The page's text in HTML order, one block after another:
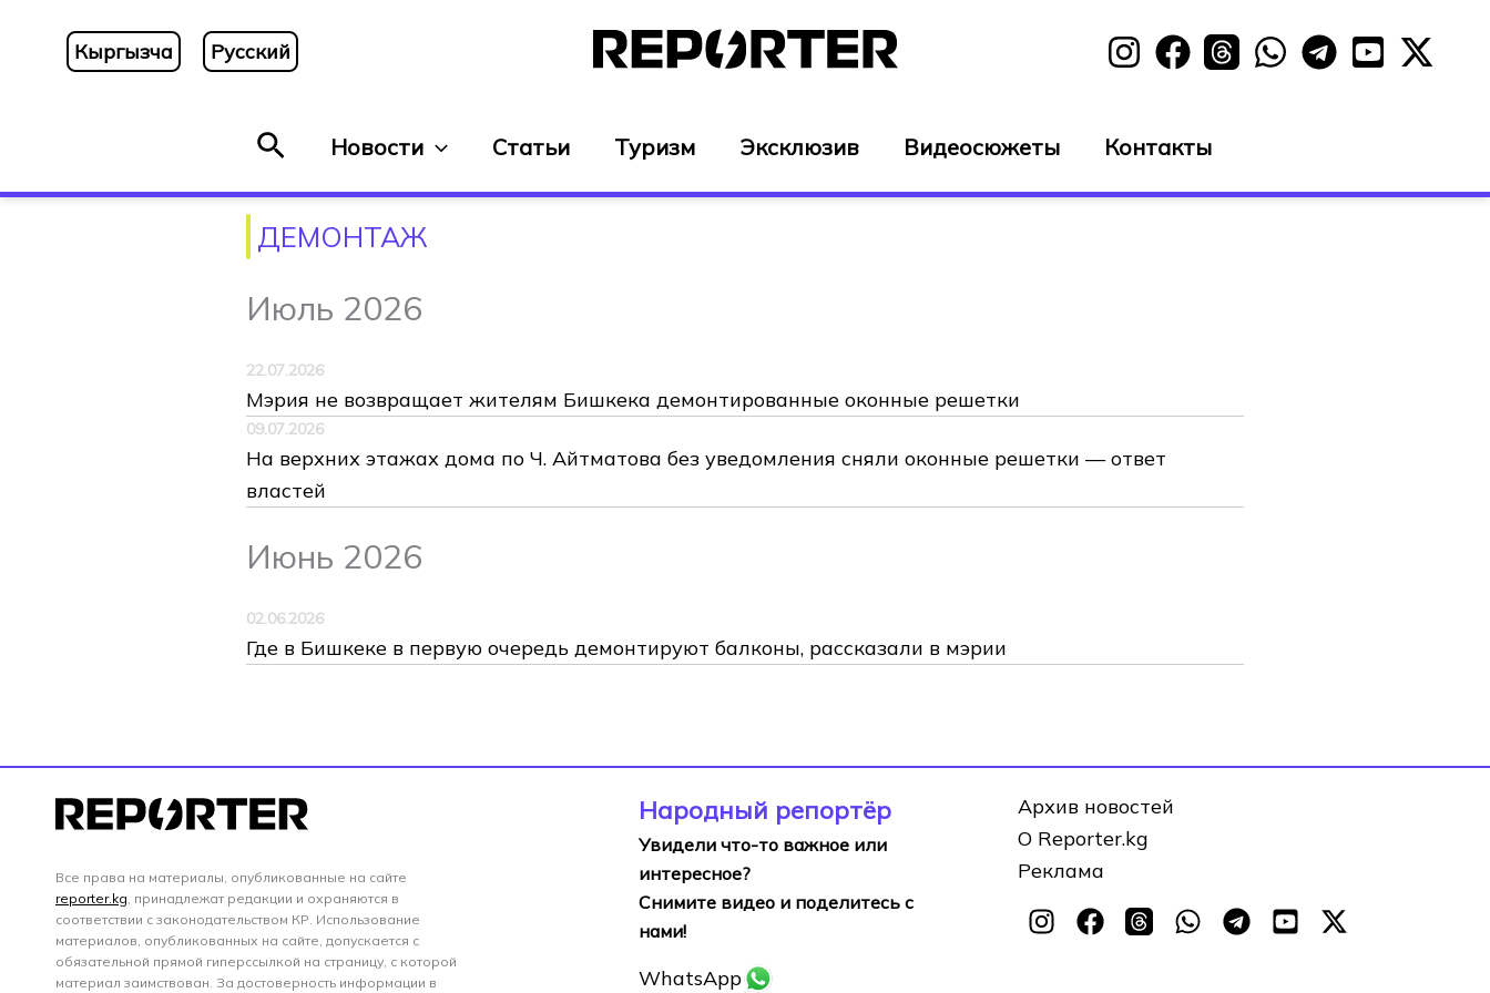
содержимому
Кыргызча Русский
ПоискНовости Статьи Туризм Эксклюзив Видеосюжеты Контакты
ДЕМОНТАЖ
Июль 2026
22.07.2026
Мэрия не возвращает жителям Бишкека демонтированные оконные решетки
09.07.2026
На верхних этажах дома по Ч. Айтматова без уведомления сняли оконные решетки — ответ
властей
Июнь 2026
02.06.2026
Где в Бишкеке в первую очередь демонтируют балконы, рассказали в мэрии
Все права на материалы, опубликованные на сайте
reporter.kg, принадлежат редакции и охраняются в
соответствии с законодательством КР. Использование
материалов, опубликованных на сайте, допускается с
обязательной прямой гиперссылкой на страницу, с которой
материал заимствован. За достоверность информации в
Народный репортёр
Увидели что-то важное или
интересное?
Снимите видео и поделитесь с
нами!
WhatsApp
Архив новостей
О Reporter.kg
Реклама